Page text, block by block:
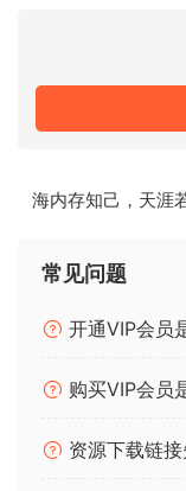
您以前所未有的速
通过交互式可视化
创建丰富的纹理
Vocal Doubler 非常
声，以进一步自定
海内存知己，天涯
常见问题
开通VIP会员
购买VIP会员
资源下载链